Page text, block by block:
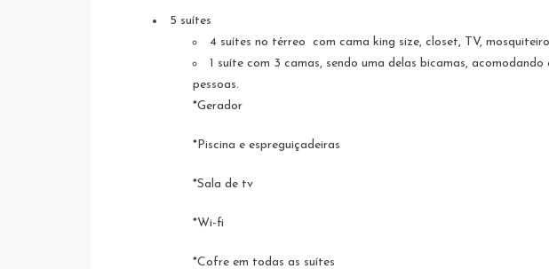
5 suítes
4 suítes no térreo com cama king size, closet, TV,
1 suíte com 3 camas, sendo uma delas bicamas,
pessoas.
*Gerador
*Piscina e espreguiçadeiras
*Sala de tv
*Wi-fi
*Cofre em todas as suítes